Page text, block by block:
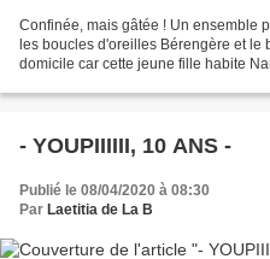
Confinée, mais gâtée ! Un ensemble
les boucles d'oreilles Bérengère et le
domicile car cette jeune fille habite
- YOUPIIIIII, 10 ANS -
Publié le 08/04/2020 à 08:30
Par Laetitia de La B